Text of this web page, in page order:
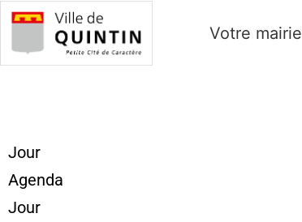
Votre mairie
Jour
Agenda
Jour